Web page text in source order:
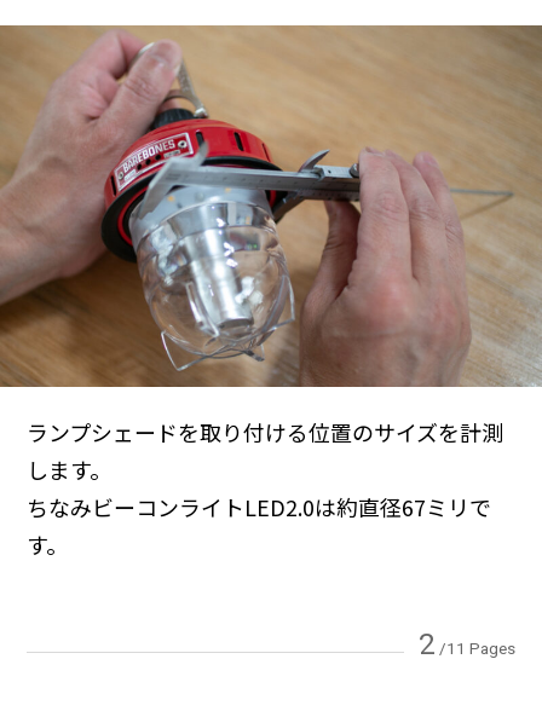
ランプシェードを取り付ける位置のサイズを計測
します。
ちなみビーコンライトLED2.0は約直径67ミリで
す。
2 /11 Pages